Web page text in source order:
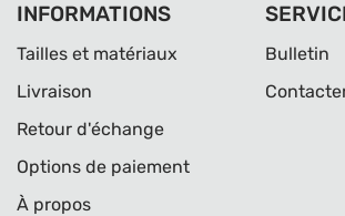
INFORMATIONS
Tailles et matériaux
Livraison
Retour d'échange
Options de paiement
À propos
Bulletin